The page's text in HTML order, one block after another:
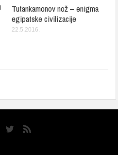
Tutankamonov nož – enigma
egipatske civilizacije
22.5.2016.